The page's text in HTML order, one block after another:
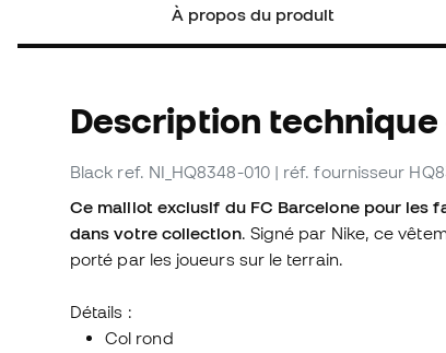
À propos du produit
Description technique
Black ref. NI_HQ8348-010 | réf. fournisseur
Ce maillot exclusif du FC Barcelone pour les
dans votre collection. Signé par Nike, ce
porté par les joueurs sur le terrain.
Détails :
Col rond